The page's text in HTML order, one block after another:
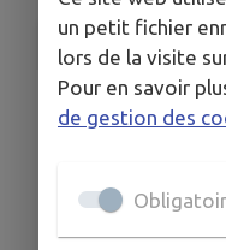
LIEU
126 Avenue des
Du lun. 13 juil. au dim.
un petit fichier
lors de la visite
Pour en savoir
de gestion des